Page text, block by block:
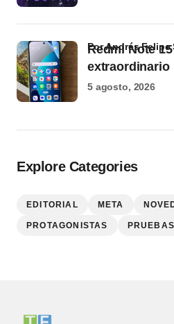
Redmi Note
extraordinario
por Andrés Felipe
5 agosto, 2026
Explore Categories
EDITORIAL META
PROTAGONISTAS PRUEBAS